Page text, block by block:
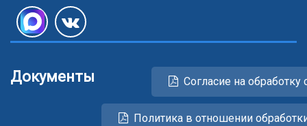
Документы Согласие на
Политика в отношении